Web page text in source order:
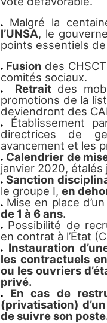
Malgré la
l’UNSA, le
points essentiels
Fusion des
comités sociaux.
Retraitdes
promotions de la
deviendront des
Établissement
directrices de
avancement et les
Calendrier de
janvier 2020, étalés
Sanction
le groupe I, en
Mise en place
de 1 à 6 ans.
Possibilité de
en contrat à l’État
Instauration
les contractuels
ou les ouvriers
privé.
En cas de
(privatisation)
de suivre son